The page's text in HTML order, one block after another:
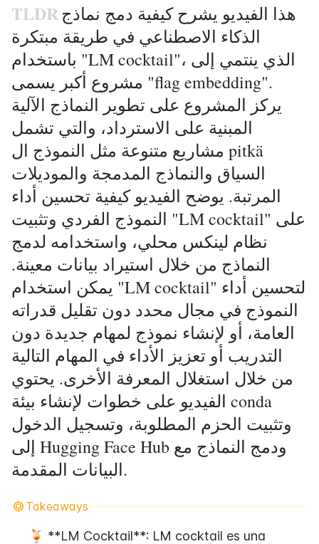
TLDRهذا الفيديو يشرح كيفية دمج نماذج
الذكاء الاصطناعي في طريقة مبتكرة
باستخدام "LM cocktail"، الذي ينتمي إلى
مشروع أكبر يسمى "flag embedding".
يركز المشروع على تطوير النماذج الآلية
المبنية على الاسترداد، والتي تشمل
مشاريع متنوعة مثل النموذج ال pitkä
السياق والنماذج المدمجة والموديلات
المرتبة. يوضح الفيديو كيفية تحسين أداء
النموذج الفردي وتثبيت "LM cocktail" على
نظام لينكس محلي، واستخدامه لدمج
النماذج من خلال استيراد بيانات معينة.
يمكن استخدام "LM cocktail" لتحسين أداء
النموذج في مجال محدد دون تقليل قدراته
العامة، أو لإنشاء نموذج لمهام جديدة دون
التدريب أو تعزيز الأداء في المهام التالية
من خلال استغلال المعرفة الأخرى. يحتوي
الفيديو على خطوات لإنشاء بيئة conda
وتثبيت الحزم المطلوبة، وتسجيل الدخول
إلى Hugging Face Hub ودمج النماذج مع
البيانات المقدمة.
Takeaways
🍹 **LM Cocktail**: LM cocktail es una